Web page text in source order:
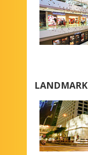
LANDMARK